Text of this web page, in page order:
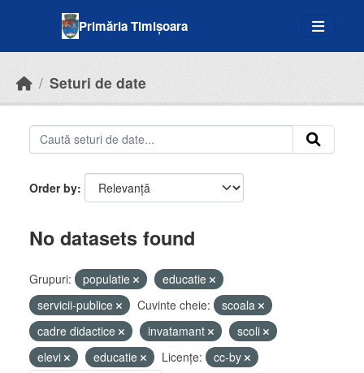
Primăria Timișoara
Seturi de date
Order by
No datasets found
Grupuri: populatie
educatie
servicii-publice
Cuvinte cheie:
scoala
cadre didactice
invatamant
scoli
elevi
educatie Licenţe:
cc-by